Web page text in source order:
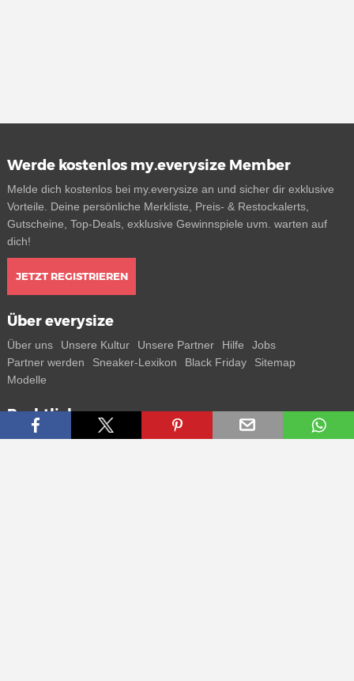
Werde kostenlos my.everysize Member
Melde dich kostenlos bei my.everysize an und sicher dir exklusive
Vorteile. Deine persönliche Merkliste, Preis- & Restockalerts,
Gutscheine, Top-Deals, exklusive Gewinnspiele uvm. warten auf
dich!
JETZT REGISTRIEREN
Über everysize
Über uns Unsere Kultur Unsere Partner Hilfe
Jobs
Partner werden
Sneaker-Lexikon Black Friday
Sitemap
Modelle
Rechtliches
AGB Datenschutz Impressum Kontakt